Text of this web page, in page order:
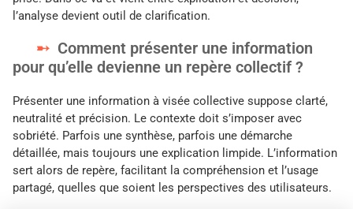
l’analyse devient outil de clarification.
Comment présenter une information
pour qu’elle devienne un repère collectif ?
Présenter une information à visée collective suppose clarté,
neutralité et précision. Le contexte doit s’imposer avec
sobriété. Parfois une synthèse, parfois une démarche
détaillée, mais toujours une explication limpide. L’information
sert alors de repère, facilitant la compréhension et l’usage
partagé, quelles que soient les perspectives des utilisateurs.